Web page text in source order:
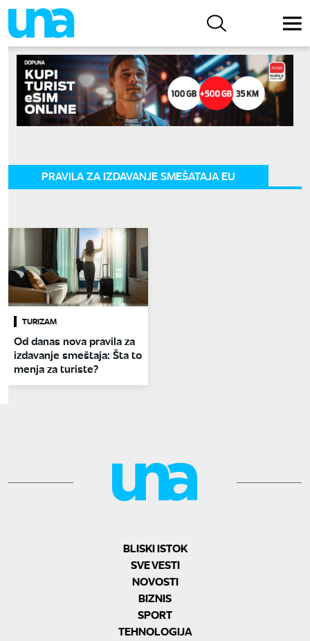
PRAVILA ZA IZDAVANJE SMEŠATAJA EU
TURIZAM
Od danas nova pravila za
izdavanje smeštaja: Šta to
menja za turiste?
BLISKI ISTOK
SVE VESTI
NOVOSTI
BIZNIS
SPORT
TEHNOLOGIJA